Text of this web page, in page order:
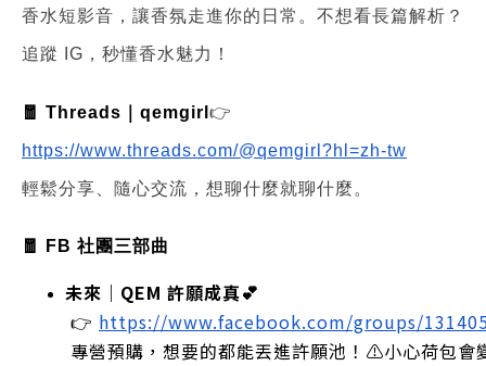
香水短影音，讓香氛走進你的日常。不想看長篇解析？
追蹤 IG，秒懂香水魅力！
🧧 Threads｜qemgirl 👉
https://www.threads.com/@qemgirl?hl=zh-tw
輕鬆分享、隨心交流，想聊什麼就聊什麼。
🧧 FB 社團三部曲
未來｜QEM 許願成真💕
👉 https://www.facebook.com/groups/
專營預購，想要的都能丟進許願池！⚠️小心荷包會